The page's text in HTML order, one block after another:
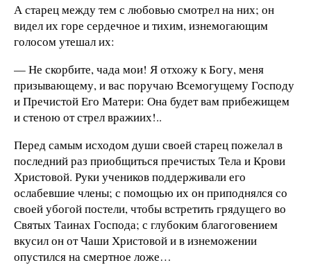
А старец между тем с любовью смотрел на них; он
видел их горе сердечное и тихим, изнемогающим
голосом утешал их:
— Не скорбите, чада мои! Я отхожу к Богу, меня
призывающему, и вас поручаю Всемогущему Господу
и Пречистой Его Матери: Она будет вам прибежищем
и стеною от стрел вражиих!..
Перед самым исходом души своей старец пожелал в
последний раз приобщиться пречистых Тела и Крови
Христовой. Руки учеников поддерживали его
ослабевшие члены; с помощью их он приподнялся со
своей убогой постели, чтобы встретить грядущего во
Святых Таинах Господа; с глубоким благоговением
вкусил он от Чаши Христовой и в изнеможении
опустился на смертное ложе…